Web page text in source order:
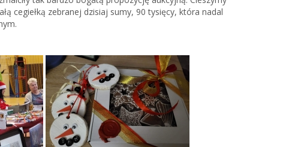
cegiełką zebranej dzisiaj sumy, 90 tysięcy, która nadal